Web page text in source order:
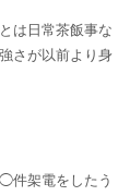
は日常茶飯事な
さが以前より身
件架電をしたう